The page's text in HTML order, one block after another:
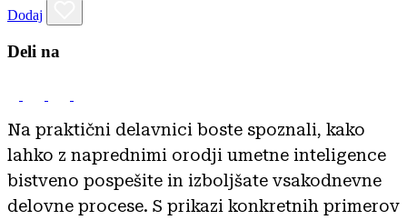
Dodaj
Deli na
Na praktični delavnici boste spoznali, kako
lahko z naprednimi orodji umetne inteligence
bistveno pospešite in izboljšate vsakodnevne
delovne procese. S prikazi konkretnih primerov